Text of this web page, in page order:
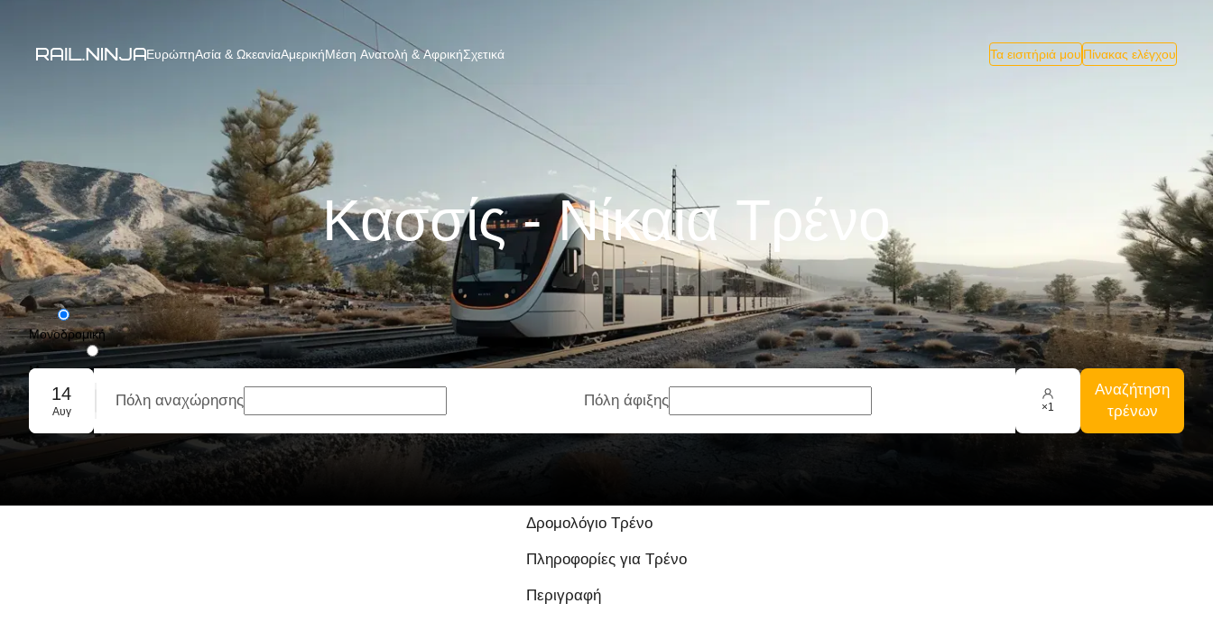
ΕυρώπηΑσία & ΩκεανίαΑμερικήΜέση Ανατολή & ΑφρικήΣχετικά Τα εισιτήριά μου Πίνακας ελέγχου
Κασσίς - Νίκαια Tρένο
Μονοδρομική
Με επιστροφή
Ομαδική κράτηση
14
Αυγ
Πόλη αναχώρησης Πόλη άφιξης ×1
Αναζήτηση
τρένων
Δρομολόγιο Τρένο
Πληροφορίες για Τρένο
Περιγραφή